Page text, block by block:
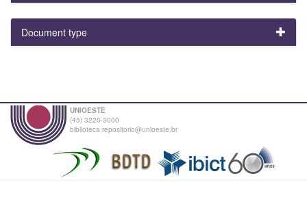
Document type
UNIOESTE
(45) 3220-3000
biblioteca.repositorio@unioeste.br